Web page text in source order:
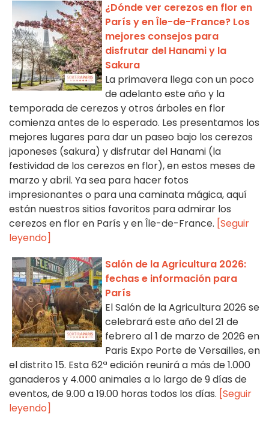
¿Dónde ver cerezos en flor en
París y en Île-de-France? Los
mejores consejos para
disfrutar del Hanami y la
Sakura
La primavera llega con un poco
de adelanto este año y la
temporada de cerezos y otros árboles en flor
comienza antes de lo esperado. Les presentamos los
mejores lugares para dar un paseo bajo los cerezos
japoneses (sakura) y disfrutar del Hanami (la
festividad de los cerezos en flor), en estos meses de
marzo y abril. Ya sea para hacer fotos
impresionantes o para una caminata mágica, aquí
están nuestros sitios favoritos para admirar los
cerezos en flor en París y en Île-de-France. [Seguir
leyendo]
Salón de la Agricultura 2026:
fechas e información para
París
El Salón de la Agricultura 2026 se
celebrará este año del 21 de
febrero al 1 de marzo de 2026 en
Paris Expo Porte de Versailles, en
el distrito 15. Esta 62ª edición reunirá a más de 1.000
ganaderos y 4.000 animales a lo largo de 9 días de
eventos, de 9.00 a 19.00 horas todos los días. [Seguir
leyendo]